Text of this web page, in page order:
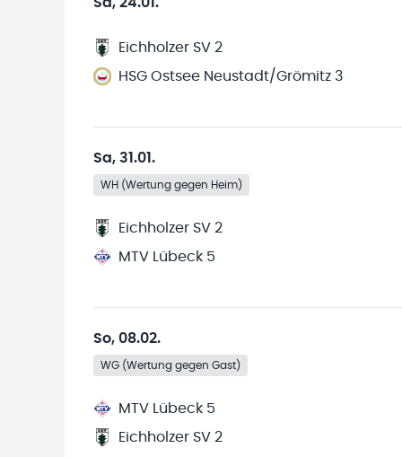
Eichholzer SV 2
HSG Ostsee Neustadt/Grömitz 3
Sa, 31.01.
WH (Wertung gegen Heim)
Eichholzer SV 2
MTV Lübeck 5
So, 08.02.
WG (Wertung gegen Gast)
MTV Lübeck 5
Eichholzer SV 2